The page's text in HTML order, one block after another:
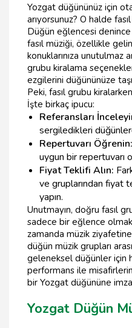
Yozgat düğününüz için
arıyorsunuz? O halde
Düğün eğlencesi
fasıl müziği, özellikle
konuklarınıza unutulmaz
grubu kiralama
ezgilerini düğününüze
Peki, fasıl grubu
İşte birkaç ipucu:
Referansları
sergiledikleri
Repertuvarı Öğrenin:
uygun bir repertuvarı
Fiyat Teklifi Alın:
ve gruplarından fiyat
yapın.
Unutmayın, doğru fasıl
sadece bir eğlence
zamanda müzik
düğün müzik grupları
geleneksel düğünler için
performans ile
bir Yozgat düğününe imza
Yozgat Düğün